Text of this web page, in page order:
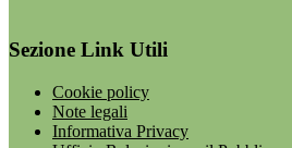
Sezione Link Utili
Cookie policy
Note legali
Informativa Privacy